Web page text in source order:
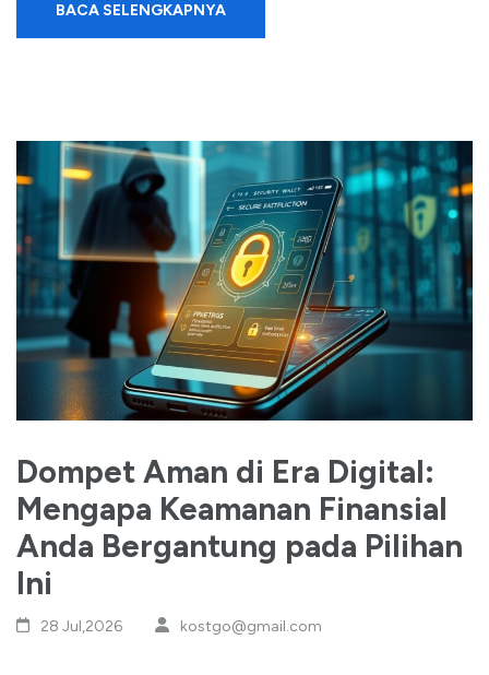
BACA SELENGKAPNYA
Dompet Aman di Era Digital:
Mengapa Keamanan Finansial
Anda Bergantung pada Pilihan
Ini
28 Jul,2026 kostgo@gmail.com